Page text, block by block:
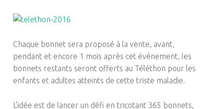
Chaque bonnet sera proposé à la vente, avant,
pendant et encore 1 mois après cet événement, les
bonnets restants seront offerts au Téléthon pour les
enfants et adultes atteints de cette triste maladie.
L’idée est de lancer un défi en tricotant 365 bonnets,